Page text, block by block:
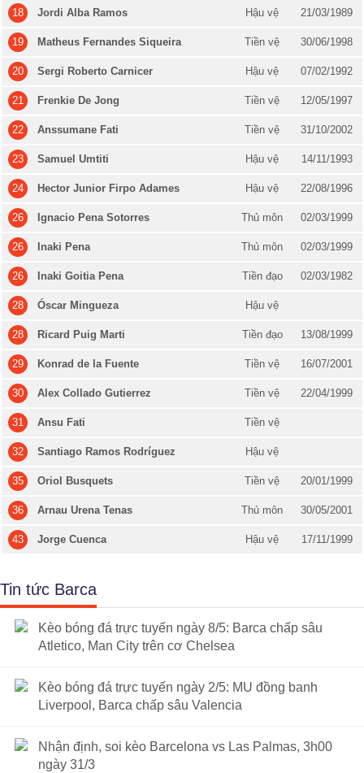
18 Jordi Alba Ramos Hậu vệ 21/03/1989
19 Matheus Fernandes Siqueira Tiền vệ 30/06/1998
20 Sergi Roberto Carnicer Hậu vệ 07/02/1992
21 Frenkie De Jong Tiền vệ 12/05/1997
22 Anssumane Fati Tiền vệ 31/10/2002
23 Samuel Umtiti Hậu vệ 14/11/1993
24 Hector Junior Firpo Adames Hậu vệ 22/08/1996
26 Ignacio Pena Sotorres Thủ môn 02/03/1999
26 Inaki Pena Thủ môn 02/03/1999
26 Inaki Goitia Pena Tiền đạo 02/03/1982
28 Óscar Mingueza Hậu vệ
28 Ricard Puig Marti Tiền đạo 13/08/1999
29 Konrad de la Fuente Tiền vệ 16/07/2001
30 Alex Collado Gutierrez Tiền vệ 22/04/1999
31 Ansu Fati Tiền vệ
32 Santiago Ramos Rodríguez Hậu vệ
35 Oriol Busquets Tiền vệ 20/01/1999
36 Arnau Urena Tenas Thủ môn 30/05/2001
43 Jorge Cuenca Hậu vệ 17/11/1999
Tin tức Barca
Kèo bóng đá trực tuyến ngày 8/5: Barca chấp sâu
Atletico, Man City trên cơ Chelsea
Kèo bóng đá trực tuyến ngày 2/5: MU đồng banh
Liverpool, Barca chấp sâu Valencia
Nhận định, soi kèo Barcelona vs Las Palmas, 3h00
ngày 31/3